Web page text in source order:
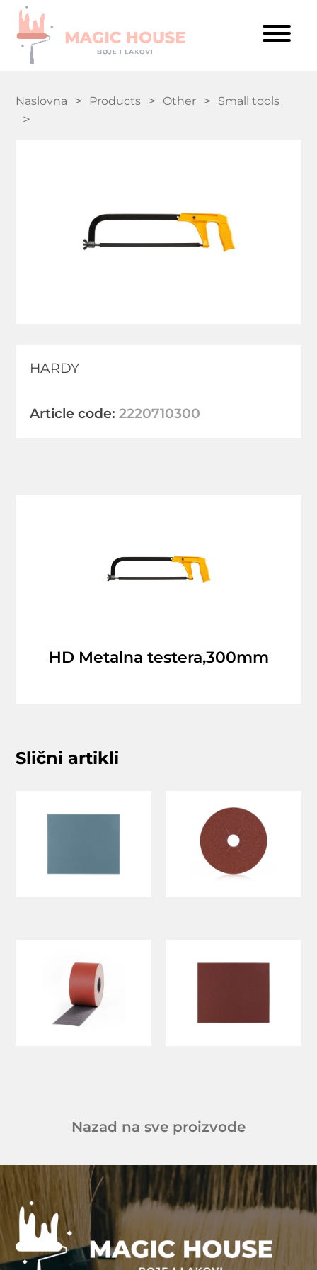
Naslovna Products Other Small tools
HARDY
Article code:2220710300
HD Metalna testera,300mm
Slični artikli
Nazad na sve proizvode